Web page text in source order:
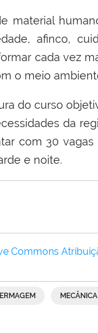
material
afinco,
cada vez
o meio
do curso
da
com 30
e noite.
Commons
MECÂNICA